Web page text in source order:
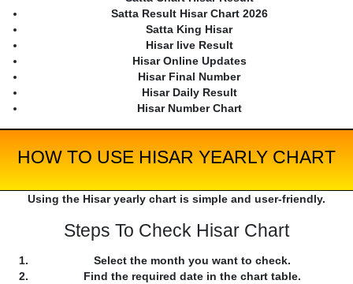
Satta Result Hisar Chart 2026
Satta King Hisar
Hisar live Result
Hisar Online Updates
Hisar Final Number
Hisar Daily Result
Hisar Number Chart
HOW TO USE HISAR YEARLY CHART
Using the Hisar yearly chart is simple and user-friendly.
Steps To Check Hisar Chart
Select the month you want to check.
Find the required date in the chart table.